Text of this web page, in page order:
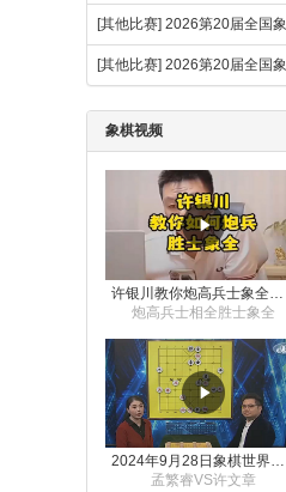
[其他比赛] 2026第20届全国
[其他比赛] 2026第20届全国
象棋视频
炮高兵士相全胜士象全
2024年9月28日象棋世界栏目，刘君、蒋川讲解了第九届杨官璘杯象棋公开赛孟繁睿与许文章的对局
孟繁睿VS许文章